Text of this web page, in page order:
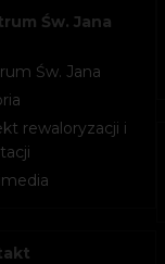
Św. Jana
Św. Jana
rewaloryzacji i